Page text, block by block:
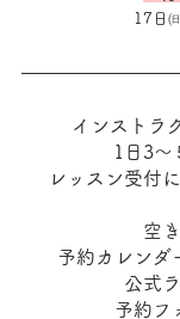
17日
インストラ
1日3～
レッスン受付
空
予約カレンダ
公式
予約フ